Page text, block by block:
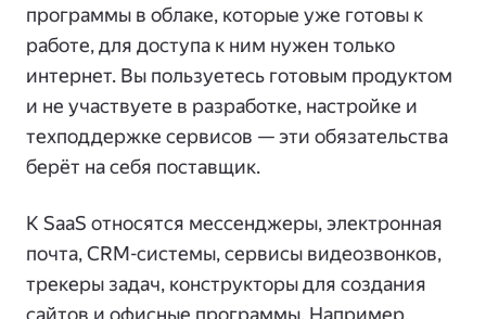
программы в облаке, которые уже готовы к
работе, для доступа к ним нужен только
интернет. Вы пользуетесь готовым продуктом
и не участвуете в разработке, настройке и
техподдержке сервисов — эти обязательства
берёт на себя поставщик.
К SaaS относятся мессенджеры, электронная
почта, CRM-системы, сервисы видеозвонков,
трекеры задач, конструкторы для создания
сайтов и офисные программы. Например,